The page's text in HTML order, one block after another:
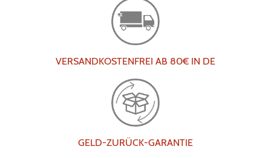
VERSANDKOSTENFREI AB 80€ IN DE
GELD-ZURÜCK-GARANTIE